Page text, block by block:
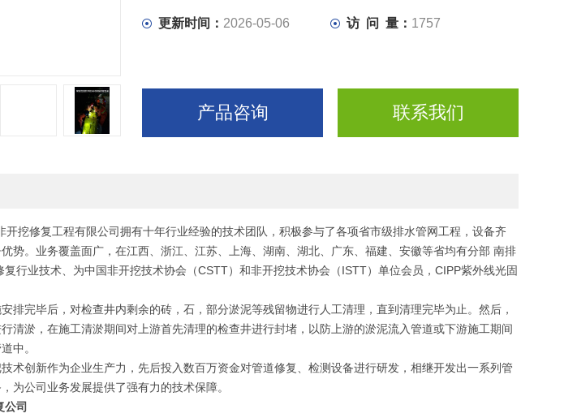
更新时间： 2026-05-06 访 问 量： 1757
产品咨询 联系我们
开挖修复工程有限公司拥有十年行业经验的技术团队，积极参与了各项省市级排水管网工程，设备齐
势。业务覆盖面广，在江西、浙江、江苏、上海、湖南、湖北、广东、福建、安徽等省均有分部 南排
行业技术、为中国非开挖技术协会（CSTT）和非开挖技术协会（ISTT）单位会员，CIPP紫外线光固
排完毕后，对检查井内剩余的砖，石，部分淤泥等残留物进行人工清理，直到清理完毕为止。然后，
清淤，在施工清淤期间对上游首先清理的检查井进行封堵，以防上游的淤泥流入管道或下游施工期间
中。
术创新作为企业生产力，先后投入数百万资金对管道修复、检测设备进行研发，相继开发出一系列管
为公司业务发展提供了强有力的技术保障。
公司